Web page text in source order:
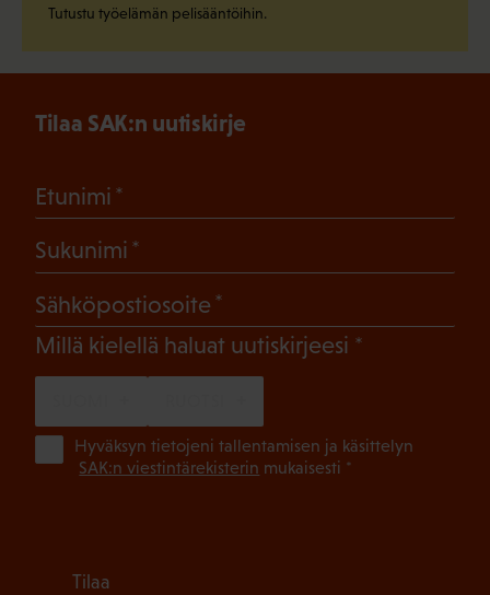
Tutustu työelämän pelisääntöihin.
Tilaa SAK:n uutiskirje
Etunimi
Sukunimi
Sähköpostiosoite
Millä kielellä haluat uutiskirjeesi (Pakollinen)
Hyväksyn tietojeni tallentamisen ja käsittelyn
SAK:n viestintärekisterin mukaisesti *
Tilaa